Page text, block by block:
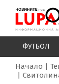
ФУТБОЛ
Начало